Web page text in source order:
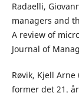
Radaelli,
managers and
A review of
Journal of
Røvik, Kjell
former det 21.